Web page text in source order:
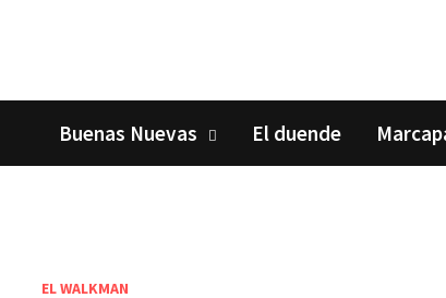
Buenas Nuevas El duende
EL WALKMAN